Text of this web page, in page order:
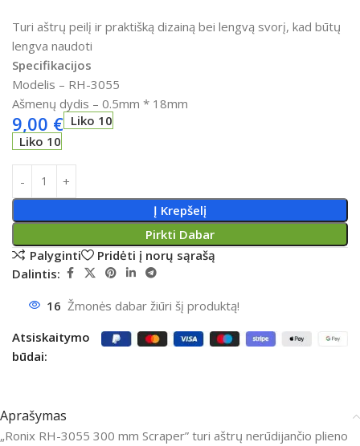
Turi aštrų peilį ir praktišką dizainą bei lengvą svorį, kad būtų
lengva naudoti
Specifikacijos
Modelis – RH-3055
Ašmenų dydis – 0.5mm * 18mm
9,00 € Liko 10
Liko 10
Į Krepšelį
Pirkti Dabar
Palyginti
Pridėti į norų sąrašą
Dalintis:
16 Žmonės dabar žiūri šį produktą!
Atsiskaitymo
būdai:
Aprašymas
„Ronix RH-3055 300 mm Scraper” turi aštrų nerūdijančio plieno